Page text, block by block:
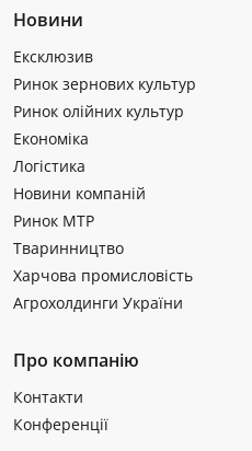
Новини
Ексклюзив
Ринок зернових культур
Ринок олійних культур
Економіка
Логістика
Новини компаній
Ринок МТР
Тваринництво
Харчова промисловість
Агрохолдинги України
Про компанію
Контакти
Конференції